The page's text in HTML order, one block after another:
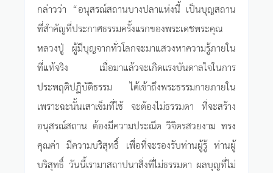
กล่าวว่า “อนุสรณ์สถานบางปลาแห่งนี้ เป็นบุญสถาน
ที่สำคัญที่ประกาศธรรมครั้งแรกของพระเดชพระคุณ
หลวงปู่ ผู้มีบุญจากทั่วโลกจะมาแสวงหาความรู้ภายใน
ที่แท้จริง เมื่อมาแล้วจะเกิดแรงบันดาลใจในการ
ประพฤติปฏิบัติธรรม ได้เข้าถึงพระธรรมกายภายใน
เพราะฉะนั้นเสาเข็มที่ใช้ จะต้องไม่ธรรมดา ที่จะสร้าง
อนุสรณ์สถาน ต้องมีความประณีต วิจิตรสวยงาม ทรง
คุณค่า มีความบริสุทธิ์ เพื่อที่จะรองรับท่านผู้รู้ ท่านผู้
บริสุทธิ์ วันนี้เรามาสถาปนาสิ่งที่ไม่ธรรมดา ผลบุญที่ไม่